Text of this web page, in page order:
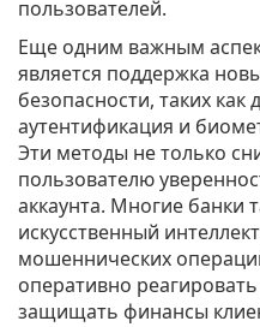
пользователей.
Еще одним важным
является поддержка
безопасности, таких как
аутентификация и
Эти методы не только
пользователю
аккаунта. Многие банки
искусственный
мошеннических
оперативно
защищать финансы